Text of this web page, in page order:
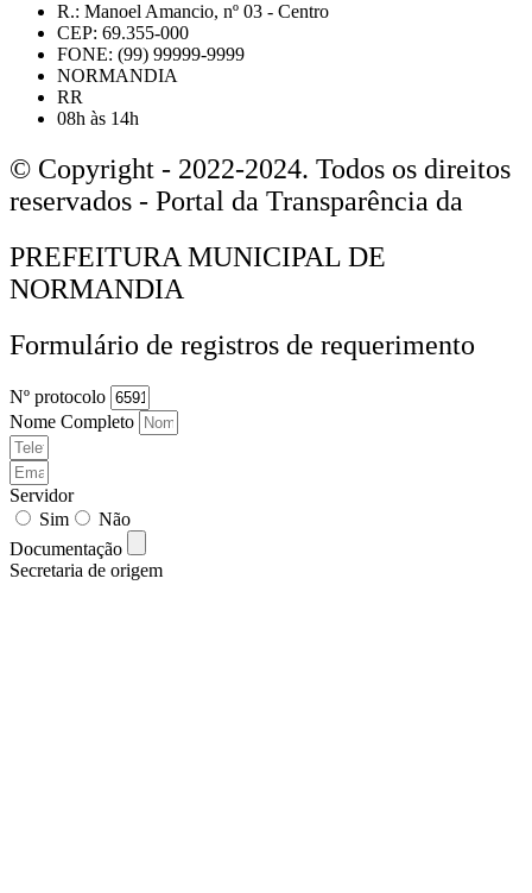
R.: Manoel Amancio, nº 03 - Centro
CEP: 69.355-000
FONE: (99) 99999-9999
NORMANDIA
RR
08h às 14h
© Copyright - 2022-2024. Todos os direitos
reservados - Portal da Transparência da
PREFEITURA MUNICIPAL DE
NORMANDIA
Formulário de registros de requerimento
Nº protocolo
Nome Completo
Servidor
Sim
Não
Documentação
Secretaria de origem